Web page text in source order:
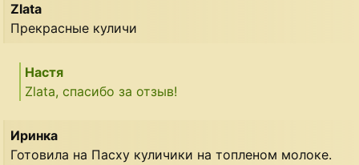
Zlata
Прекрасные куличи
Настя
Zlata, спасибо за отзыв!
Иринка
Готовила на Пасху куличики на топленом молоке.